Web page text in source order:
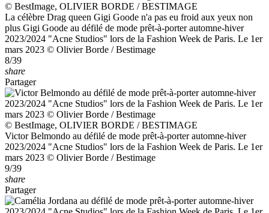
© BestImage, OLIVIER BORDE / BESTIMAGE
La célèbre Drag queen Gigi Goode n'a pas eu froid aux yeux non
plus Gigi Goode au défilé de mode prêt-à-porter automne-hiver
2023/2024 "Acne Studios" lors de la Fashion Week de Paris. Le 1er
mars 2023 © Olivier Borde / Bestimage
8/39
share
Partager
© BestImage, OLIVIER BORDE / BESTIMAGE
Victor Belmondo au défilé de mode prêt-à-porter automne-hiver
2023/2024 "Acne Studios" lors de la Fashion Week de Paris. Le 1er
mars 2023 © Olivier Borde / Bestimage
9/39
share
Partager